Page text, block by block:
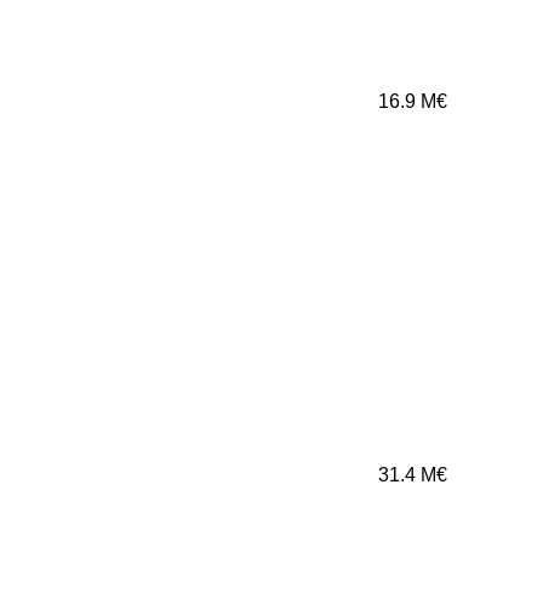
16.9 M€
31.4 M€